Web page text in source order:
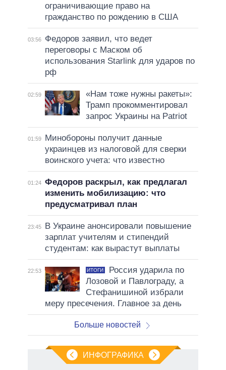
ограничивающие право на
гражданство по рождению в США
03:56
Федоров заявил, что ведет
переговоры с Маском об
использования Starlink для ударов по
рф
02:59
«Нам тоже нужны ракеты»:
Трамп прокомментировал
запрос Украины на Patriot
01:59
Минобороны получит данные
украинцев из налоговой для сверки
воинского учета: что известно
01:24 Федоров раскрыл, как предлагал
изменить мобилизацию: что
предусматривал план
23:45
В Украине анонсировали повышение
зарплат учителям и стипендий
студентам: как вырастут выплаты
22:53 ИТОГИ
Россия ударила по
Лозовой и Павлограду, а
Стефанишиной избрали
меру пресечения. Главное за день
Больше новостей
ИНФОГРАФИКА